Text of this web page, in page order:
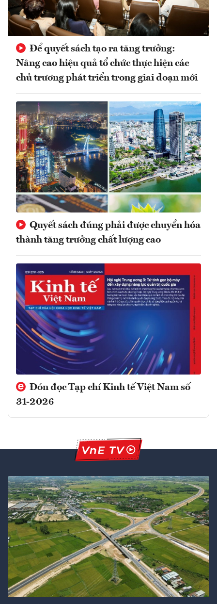
Để quyết sách tạo ra tăng trưởng:
Nâng cao hiệu quả tổ chức thực hiện các
chủ trương phát triển trong giai đoạn mới
Quyết sách đúng phải được chuyển hóa
thành tăng trưởng chất lượng cao
Đón đọc Tạp chí Kinh tế Việt Nam số
31-2026